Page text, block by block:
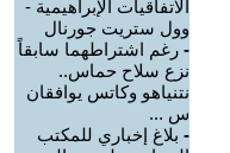
الاتفاقيات الإبراهيمية -
وول ستريت جورنال
- رغم اشتراطهما سابقاً
نزع سلاح حماس..
نتنياهو وكاتس يوافقان
س ...
- بلاغ إخباري للمكتب